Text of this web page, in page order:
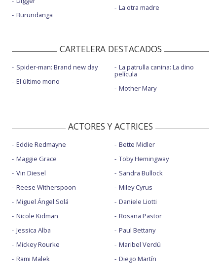
Burundanga
La otra madre
CARTELERA DESTACADOS
Spider-man: Brand new day
El último mono
La patrulla canina: La dino
película
Mother Mary
ACTORES Y ACTRICES
Eddie Redmayne
Maggie Grace
Vin Diesel
Reese Witherspoon
Miguel Ángel Solá
Nicole Kidman
Jessica Alba
Mickey Rourke
Rami Malek
Bette Midler
Toby Hemingway
Sandra Bullock
Miley Cyrus
Daniele Liotti
Rosana Pastor
Paul Bettany
Maribel Verdú
Diego Martín